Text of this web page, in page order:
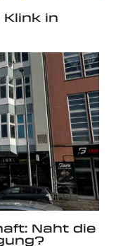
in
Naht die